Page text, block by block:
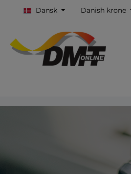
Dansk Danish krone